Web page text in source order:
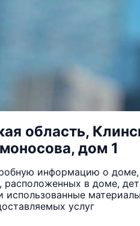
область,
дом 1
информацию о доме,
расположенных в доме,
использованные
услуг